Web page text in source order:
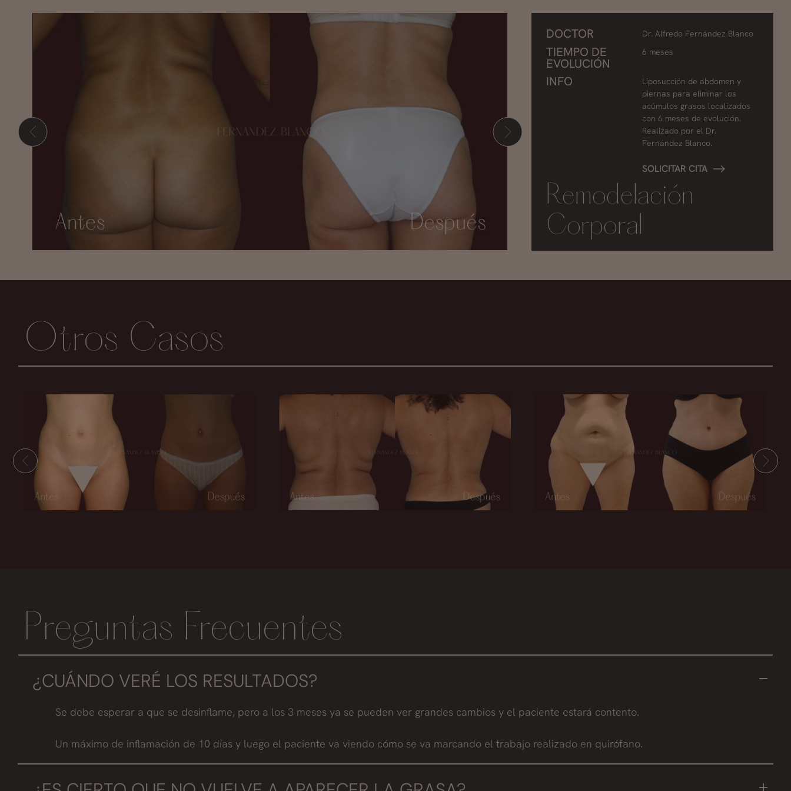
DOCTOR Dr. Alfredo Fernández Blanco
TIEMPO DE
EVOLUCIÓN
6 meses
INFO
Liposucción de abdomen y
piernas para eliminar los
acúmulos grasos localizados
con 6 meses de evolución.
Realizado por el Dr.
Fernández Blanco.
SOLICITAR CITA
Remodelación
Corporal
Otros Casos
Preguntas Frecuentes
¿CUÁNDO VERÉ LOS RESULTADOS?
Se debe esperar a que se desinflame, pero a los 3 meses ya se pueden ver grandes cambios y el paciente estará contento.
Un máximo de inflamación de 10 días y luego el paciente va viendo cómo se va marcando el trabajo realizado en quirófano.